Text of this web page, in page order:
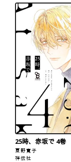
25時、赤坂で 4巻
夏野寛子
祥伝社